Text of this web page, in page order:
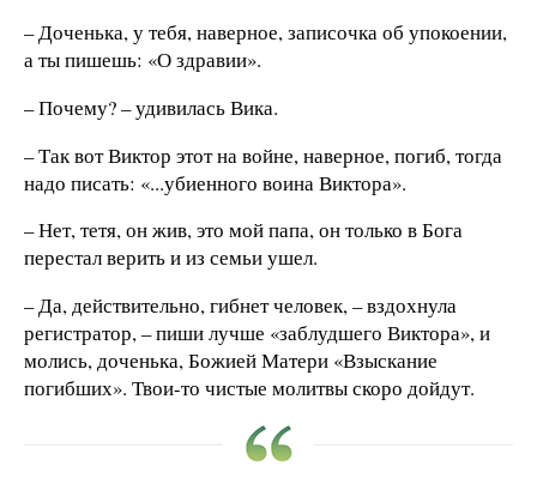
– Доченька, у тебя, наверное, записочка об упокоении,
а ты пишешь: «О здравии».
– Почему? – удивилась Вика.
– Так вот Виктор этот на войне, наверное, погиб, тогда
надо писать: «...убиенного воина Виктора».
– Нет, тетя, он жив, это мой папа, он только в Бога
перестал верить и из семьи ушел.
– Да, действительно, гибнет человек, – вздохнула
регистратор, – пиши лучше «заблудшего Виктора», и
молись, доченька, Божией Матери «Взыскание
погибших». Твои-то чистые молитвы скоро дойдут.